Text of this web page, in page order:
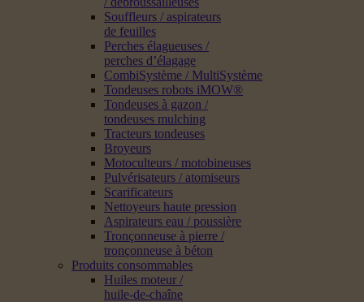
Souffleurs / aspirateurs
de feuilles
Perches élagueuses /
perches d’élagage
CombiSystème / MultiSystème
Tondeuses robots iMOW®
Tondeuses à gazon /
tondeuses mulching
Tracteurs tondeuses
Broyeurs
Motoculteurs / motobineuses
Pulvérisateurs / atomiseurs
Scarificateurs
Nettoyeurs haute pression
Aspirateurs eau / poussière
Tronçonneuse à pierre /
tronçonneuse à béton
Produits consommables
Huiles moteur /
huile-de-chaîne